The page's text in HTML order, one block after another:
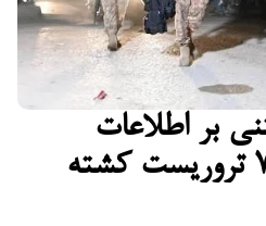
بر اطلاعات
نیروهای امنیتی، ۷ تروریست کشته